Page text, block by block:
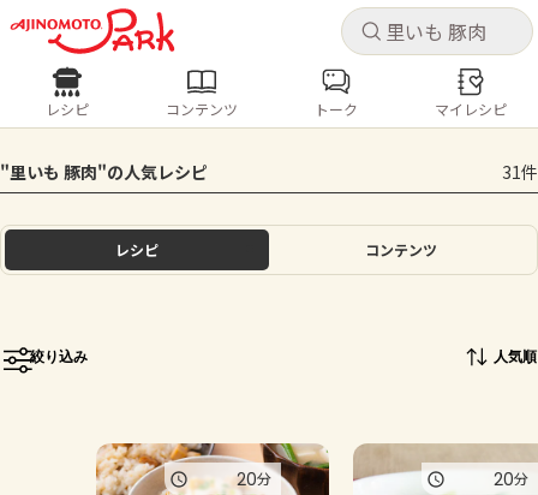
キャ
ログインするとレシピを保存できます
ログイン
ホーム
トーク
キャ
レシピ コンテンツ
人気の食材・レシピ
きゅうり なす トマト とうもろこし
ピーマン
レシピ コンテンツ トーク マイレシピ
"里いも 豚肉"の人気レシピ 31件
レシピ コンテンツ
絞り込み 人気順
20分 20分